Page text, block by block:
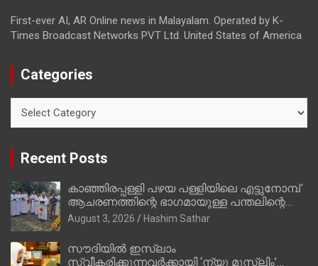
First-ever AI, AR Online news in Malayalam. Operated by K-
Times Broadcast Networks PVT Ltd. United States of America
Categories
Recent Posts
കാഞ്ഞിരപ്പള്ളി പഴയ പള്ളിയിലെ എട്ടുനോമ്പ്
ആചരണത്തിന്റെ ഭാഗമായുള്ള പന്തലിന്റെ
കാൽനാട്ട് കർമ്മം ആർച്ച് പ്രീസ്റ്റ് വെരി.
റവ.ഫാ. കുര്യൻ താമരശ്ശേരി നിർവഹിക്കുന്നു.
August 3, 2026 Hashim Sathar
സൗദിയില്‍ ഇസ്‌ലാം
സ്വീകരിക്കുന്നവര്‍ക്കായി ‘ന്യൂ മുസ്ലിം’